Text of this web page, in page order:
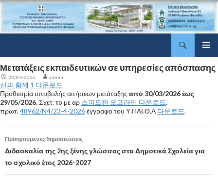
μενού
περιεχόμενο
Μετατάξεις εκπαιδευτικών σε υπηρεσίες απόσπασης
23/04/2026 admin
신과 함께 1 다운로드
Προθεσμία υποβολής αιτήσεων μετάταξης από 30/03/2026 έως
29/05/2026.Σχετ. τo με αρ 스피드판 오프라인 다운로드.
πρωτ.48962/N4/23-4-2026έγγραφο του Υ.ΠΑΙ.Θ.Α 다운로드.
Πλοήγηση
άρθρων
Προηγούμενες δημοσιεύσεις
Διδασκαλία της 2ης ξένης γλώσσας στα Δημοτικά Σχολεία για
το σχολικό έτος 2026-2027